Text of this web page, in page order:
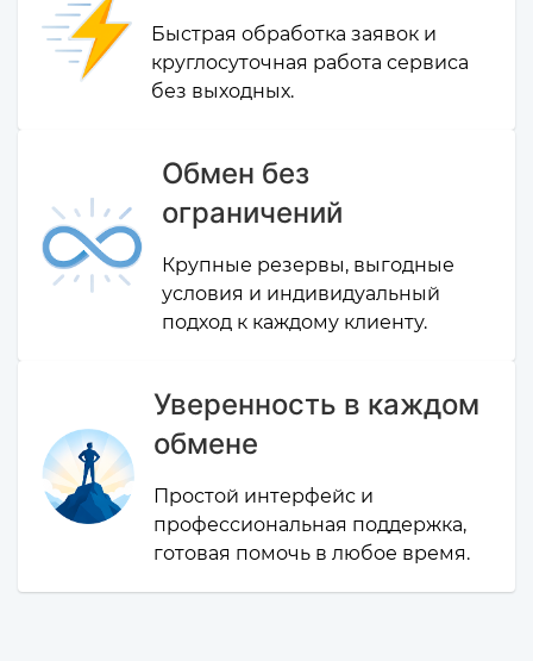
Быстрая обработка заявок и
круглосуточная работа сервиса
без выходных.
Обмен без
ограничений
Крупные резервы, выгодные
условия и индивидуальный
подход к каждому клиенту.
Уверенность в каждом
обмене
Простой интерфейс и
профессиональная поддержка,
готовая помочь в любое время.